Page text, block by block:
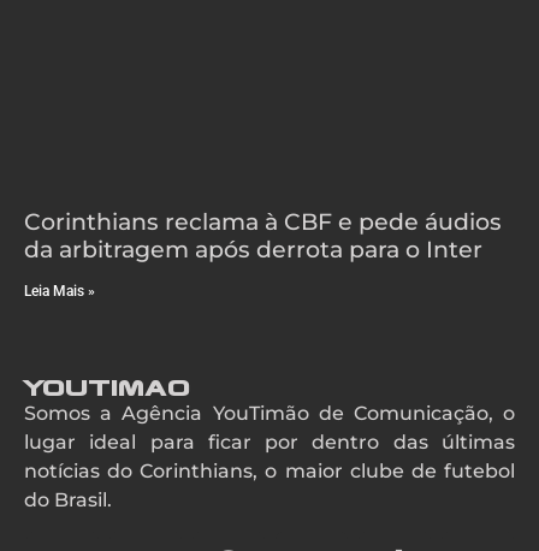
Corinthians reclama à CBF e pede áudios
da arbitragem após derrota para o Inter
Leia Mais »
YouTimao
Somos a Agência YouTimão de Comunicação, o
lugar ideal para ficar por dentro das últimas
notícias do Corinthians, o maior clube de futebol
do Brasil.